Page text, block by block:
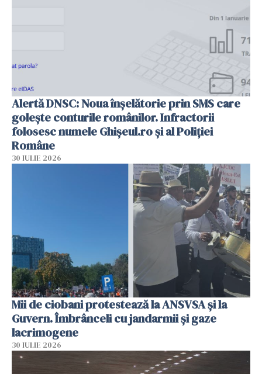
Alertă DNSC: Noua înșelătorie prin SMS care
golește conturile românilor. Infractorii
folosesc numele Ghișeul.ro și al Poliției
Române
30 IULIE 2026
Mii de ciobani protestează la ANSVSA și la
Guvern. Îmbrânceli cu jandarmii și gaze
lacrimogene
30 IULIE 2026